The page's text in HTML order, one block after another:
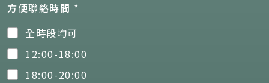
方便聯絡時間 *
全時段均可
12:00-18:00
18:00-20:00